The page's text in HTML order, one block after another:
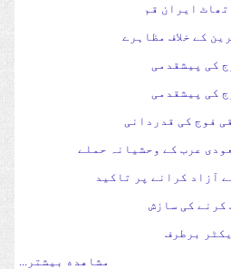
تھاٹ ایران قم
کے خلاف مظاہرے
کی پیشقدمی
کی پیشقدمی
فوج کی قدردانی
عرب کے وحشیانہ حملے
آزاد کرانے پر تاکید
کرنے کی سازش
برطرف
مشاهده بیشتر...